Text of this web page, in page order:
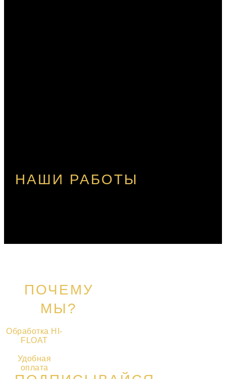
ПОЧЕМУ
МЫ?
Обработка HI-
FLOAT
Удобная
оплата
НАШИ РАБОТЫ